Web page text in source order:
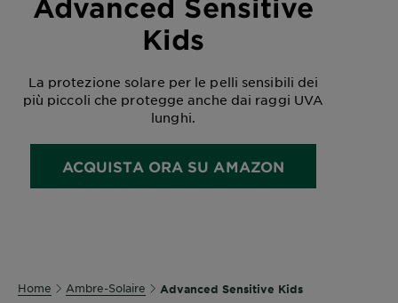
Advanced Sensitive
Kids
La protezione solare per le pelli sensibili dei
più piccoli che protegge anche dai raggi UVA
lunghi.
ACQUISTA ORA SU AMAZON
Home Ambre-Solaire Advanced Sensitive Kids